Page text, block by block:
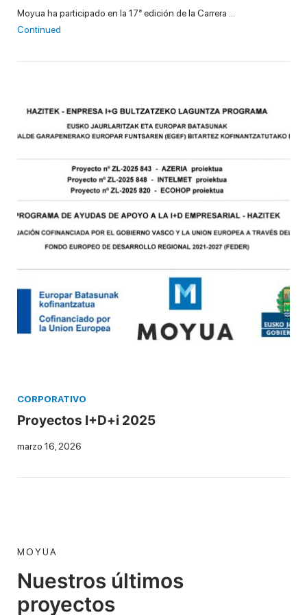
Moyua ha participado en la 17ª edición de la Carrera …
Continued
CORPORATIVO
Proyectos I+D+i 2025
marzo 16, 2026
MOYUA
Nuestros últimos
proyectos